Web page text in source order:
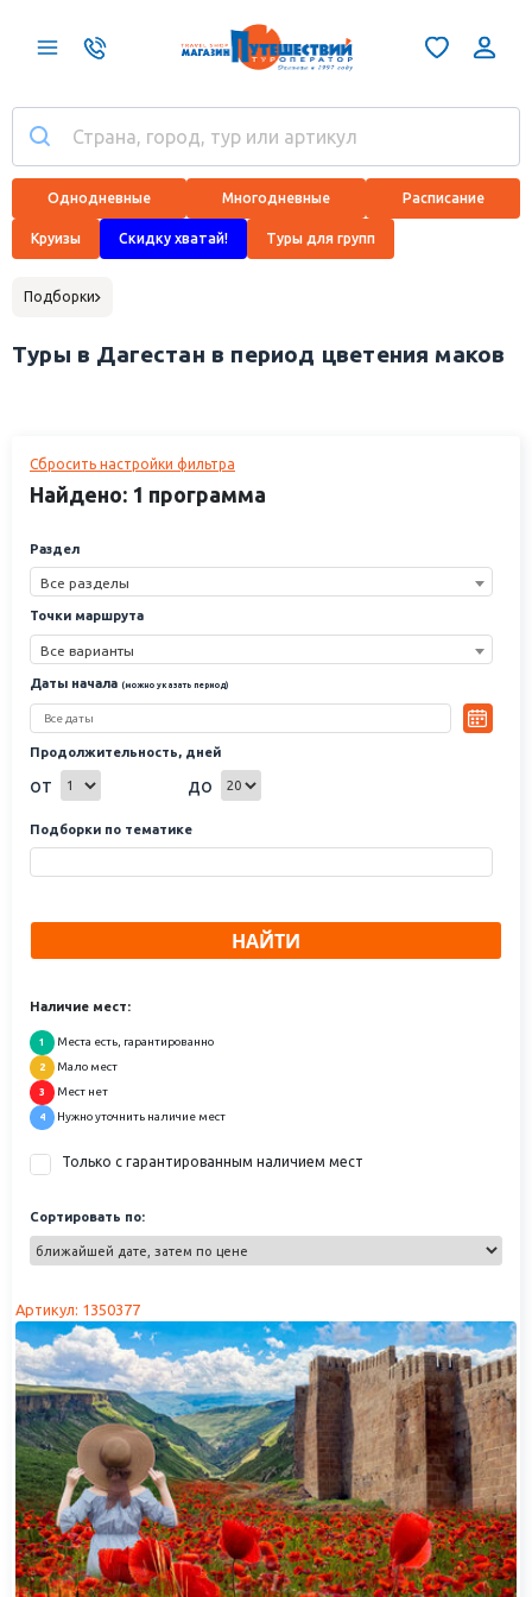
Однодневные Многодневные Расписание
Круизы Скидку хватай! Туры для групп
Подборки
Туры в Дагестан в период цветения маков
Сбросить настройки фильтра
Найдено: 1 программа
Раздел
Все разделы
Точки маршрута
Все варианты
Даты начала (можно указать период)
Продолжительность, дней
от до
Подборки по тематике
НАЙТИ
Наличие мест:
1 Места есть, гарантированно
2 Мало мест
3 Мест нет
4 Нужно уточнить наличие мест
Только с гарантированным наличием мест
Сортировать по:
Артикул: 1350377